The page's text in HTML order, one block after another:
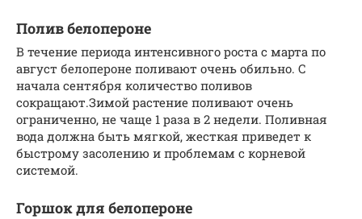
Полив белопероне
В течение периода интенсивного роста с марта по
август белопероне поливают очень обильно. С
начала сентября количество поливов
сокращают.Зимой растение поливают очень
ограниченно, не чаще 1 раза в 2 недели. Поливная
вода должна быть мягкой, жесткая приведет к
быстрому засолению и проблемам с корневой
системой.
Горшок для белопероне